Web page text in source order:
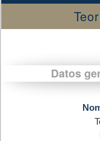
Datos